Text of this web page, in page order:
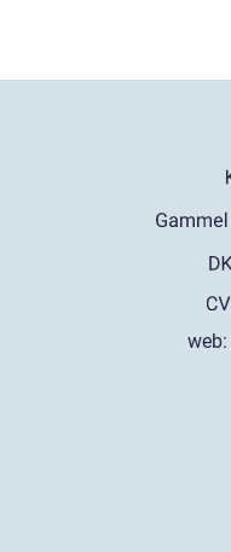
web: